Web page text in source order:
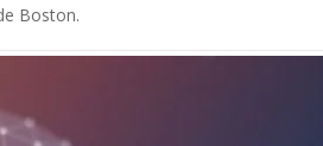
Boston.